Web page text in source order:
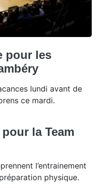
pour les
lundi avant de
ce mardi.
la Team
l’entrainement
physique.